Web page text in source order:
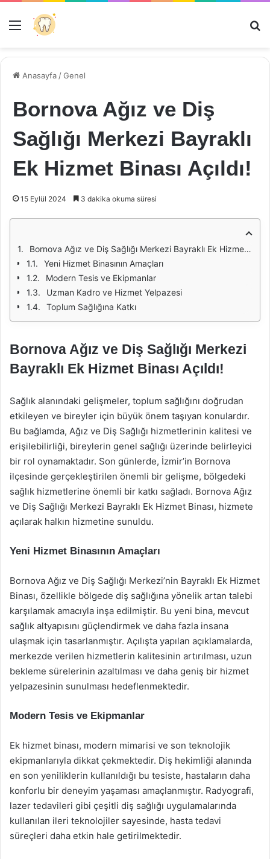
Menü
Anasayfa /Genel
Bornova Ağız ve Diş
Sağlığı Merkezi Bayraklı
Ek Hizmet Binası Açıldı!
15 Eylül 2024 3 dakika okuma süresi
Bornova Ağız ve Diş Sağlığı Merkezi Bayraklı Ek Hizmet Binası Açıldı!
Yeni Hizmet Binasının Amaçları
Modern Tesis ve Ekipmanlar
Uzman Kadro ve Hizmet Yelpazesi
Toplum Sağlığına Katkı
Bornova Ağız ve Diş Sağlığı Merkezi
Bayraklı Ek Hizmet Binası Açıldı!
Sağlık alanındaki gelişmeler, toplum sağlığını doğrudan
etkileyen ve bireyler için büyük önem taşıyan konulardır.
Bu bağlamda, Ağız ve Diş Sağlığı hizmetlerinin kalitesi ve
erişilebilirliği, bireylerin genel sağlığı üzerinde belirleyici
bir rol oynamaktadır. Son günlerde, İzmir’in Bornova
ilçesinde gerçekleştirilen önemli bir gelişme, bölgedeki
sağlık hizmetlerine önemli bir katkı sağladı. Bornova Ağız
ve Diş Sağlığı Merkezi Bayraklı Ek Hizmet Binası, hizmete
açılarak halkın hizmetine sunuldu.
Yeni Hizmet Binasının Amaçları
Bornova Ağız ve Diş Sağlığı Merkezi’nin Bayraklı Ek Hizmet
Binası, özellikle bölgede diş sağlığına yönelik artan talebi
karşılamak amacıyla inşa edilmiştir. Bu yeni bina, mevcut
sağlık altyapısını güçlendirmek ve daha fazla insana
ulaşmak için tasarlanmıştır. Açılışta yapılan açıklamalarda,
merkezde verilen hizmetlerin kalitesinin artırılması, uzun
bekleme sürelerinin azaltılması ve daha geniş bir hizmet
yelpazesinin sunulması hedeflenmektedir.
Modern Tesis ve Ekipmanlar
Ek hizmet binası, modern mimarisi ve son teknolojik
ekipmanlarıyla dikkat çekmektedir. Diş hekimliği alanında
en son yeniliklerin kullanıldığı bu tesiste, hastaların daha
konforlu bir deneyim yaşaması amaçlanmıştır. Radyografi,
lazer tedavileri gibi çeşitli diş sağlığı uygulamalarında
kullanılan ileri teknolojiler sayesinde, hasta tedavi
süreçleri daha etkin hale getirilmektedir.